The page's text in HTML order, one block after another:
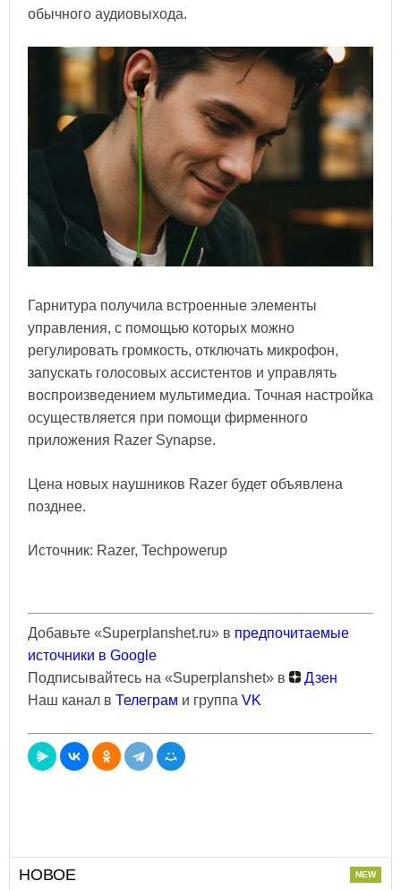
обычного аудиовыхода.
Гарнитура получила встроенные элементы
управления, с помощью которых можно
регулировать громкость, отключать микрофон,
запускать голосовых ассистентов и управлять
воспроизведением мультимедиа. Точная настройка
осуществляется при помощи фирменного
приложения Razer Synapse.
Цена новых наушников Razer будет объявлена
позднее.
Источник: Razer, Techpowerup
Добавьте «Superplanshet.ru» в предпочитаемые
источники в Google
Подписывайтесь на «Superplanshet» в
Дзен
Наш канал в Телеграм и группа VK
НОВОЕ